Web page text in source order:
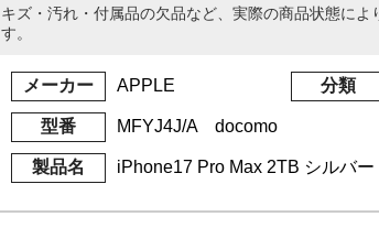
キズ・汚れ・付属品の欠品など、実際の商品状態に
す。
メーカー APPLE 分類
型番 MFYJ4J/A docomo
製品名 iPhone17 Pro Max 2TB シルバー